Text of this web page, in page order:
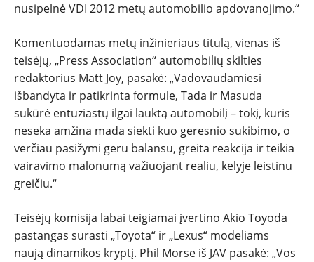
nusipelnė VDI 2012 metų automobilio apdovanojimo.“
Komentuodamas metų inžinieriaus titulą, vienas iš
teisėjų, „Press Association“ automobilių skilties
redaktorius Matt Joy, pasakė: „Vadovaudamiesi
išbandyta ir patikrinta formule, Tada ir Masuda
sukūrė entuziastų ilgai lauktą automobilį – tokį, kuris
neseka amžina mada siekti kuo geresnio sukibimo, o
verčiau pasižymi geru balansu, greita reakcija ir teikia
vairavimo malonumą važiuojant realiu, kelyje leistinu
greičiu.“
Teisėjų komisija labai teigiamai įvertino Akio Toyoda
pastangas surasti „Toyota“ ir „Lexus“ modeliams
naują dinamikos kryptį. Phil Morse iš JAV pasakė: „Vos